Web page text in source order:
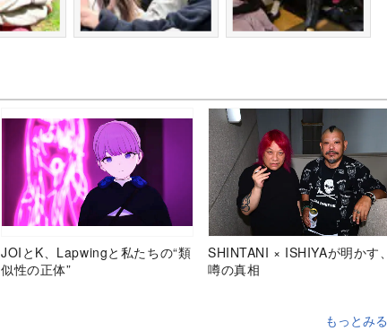
JOIとK、Lapwingと私たちの“類
似性の正体”
SHINTANI × ISHIYAが明かす、
噂の真相
もっとみる